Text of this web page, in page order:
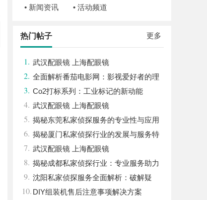
• 新闻资讯 • 活动频道
更多
热门帖子
1. 武汉配眼镜 上海配眼镜
2. 全面解析番茄电影网：影视爱好者的理
想观影平台
3. Co2打标系列：工业标记的新动能
4. 武汉配眼镜 上海配眼镜
5. 揭秘东莞私家侦探服务的专业性与应用
领域详解
6. 揭秘厦门私家侦探行业的发展与服务特
色详解
7. 武汉配眼镜 上海配眼镜
8. 揭秘成都私家侦探行业：专业服务助力
城市安宁
9. 沈阳私家侦探服务全面解析：破解疑
云，守护真相的专家助力
10. DIY组装机售后注意事项解决方案